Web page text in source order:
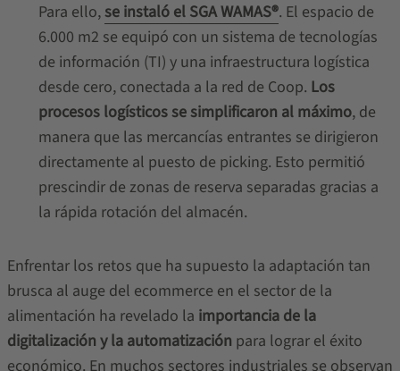
Para ello,se instaló el SGA WAMAS®. El espacio de
6.000 m2 se equipó con un sistema de tecnologías
de información (TI) y una infraestructura logística
desde cero, conectada a la red de Coop. Los
procesos logísticos se simplificaron al máximo, de
manera que las mercancías entrantes se dirigieron
directamente al puesto de picking. Esto permitió
prescindir de zonas de reserva separadas gracias a
la rápida rotación del almacén.
Enfrentar los retos que ha supuesto la adaptación tan
brusca al auge del ecommerce en el sector de la
alimentación ha revelado la importancia de la
digitalización y la automatización para lograr el éxito
económico. En muchos sectores industriales se observan